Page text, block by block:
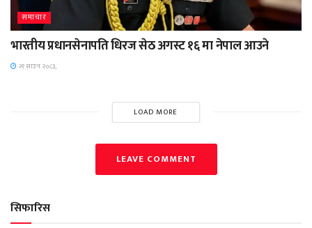
समाचार
भारतीय प्रधानसेनापति धिरज सेठ अगस्ट १६ मा नेपाल आउने
२१ साउन २०८३,
LOAD MORE
LEAVE COMMENT
सिफारिस